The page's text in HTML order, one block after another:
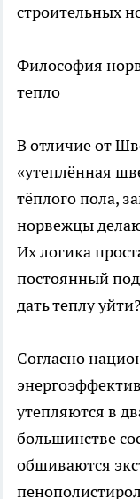
строительных
Философия
тепло
В отличие от
«утеплённая
тёплого пола,
норвежцы
Их логика
постоянный
дать теплу уйти?
Согласно
утепляются в
большинстве
обшиваются